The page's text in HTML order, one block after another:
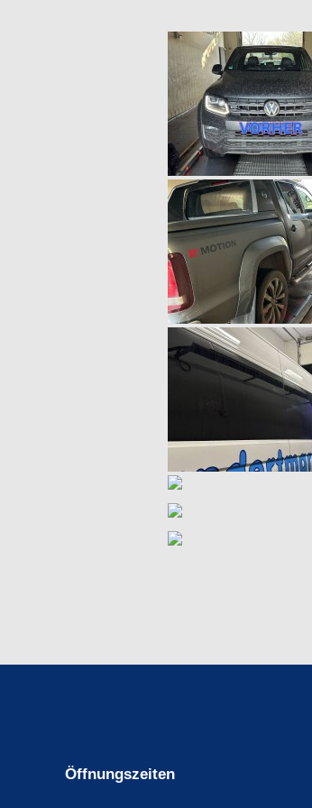
Öffnungszeiten